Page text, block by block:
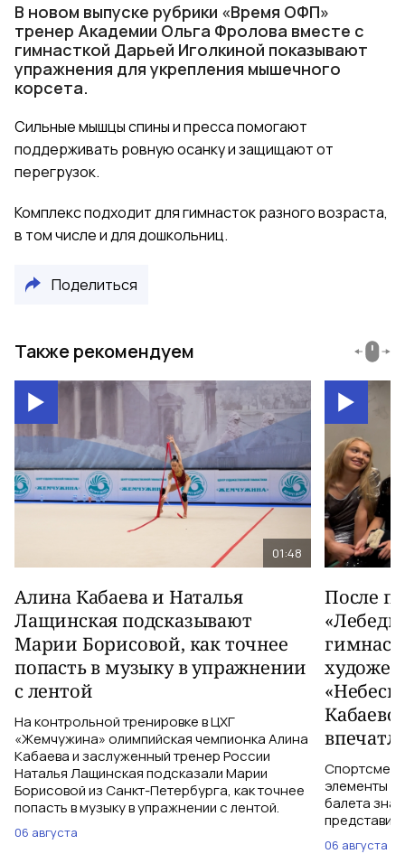
В новом выпуске рубрики «Время ОФП»
тренер Академии Ольга Фролова вместе с
гимнасткой Дарьей Иголкиной показывают
упражнения для укрепления мышечного
корсета.
Сильные мышцы спины и пресса помогают
поддерживать ровную осанку и защищают от
перегрузок.
Комплекс подходит для гимнасток разного возраста,
в том числе и для дошкольниц.
Поделиться
Также рекомендуем
01:48
Алина Кабаева и Наталья
Лащинская подсказывают
Марии Борисовой, как точнее
попасть в музыку в упражнении
с лентой
На контрольной тренировке в ЦХГ
«Жемчужина» олимпийская чемпионка Алина
Кабаева и заслуженный тренер России
Наталья Лащинская подсказали Марии
Борисовой из Санкт-Петербурга, как точнее
попасть в музыку в упражнении с лентой.
06 августа
После
элементы
балета
06 августа